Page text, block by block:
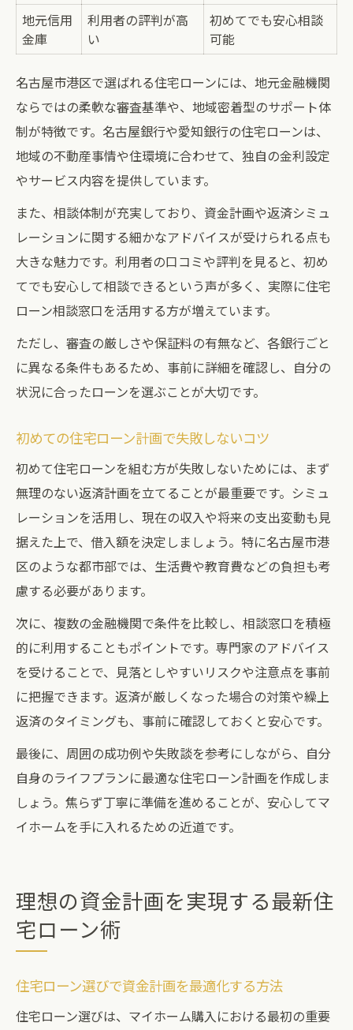
地元信用
金庫
利用者の評判が高
い
初めてでも安心相談
可能
名古屋市港区で選ばれる住宅ローンには、地元金融機関
ならではの柔軟な審査基準や、地域密着型のサポート体
制が特徴です。名古屋銀行や愛知銀行の住宅ローンは、
地域の不動産事情や住環境に合わせて、独自の金利設定
やサービス内容を提供しています。
また、相談体制が充実しており、資金計画や返済シミュ
レーションに関する細かなアドバイスが受けられる点も
大きな魅力です。利用者の口コミや評判を見ると、初め
てでも安心して相談できるという声が多く、実際に住宅
ローン相談窓口を活用する方が増えています。
ただし、審査の厳しさや保証料の有無など、各銀行ごと
に異なる条件もあるため、事前に詳細を確認し、自分の
状況に合ったローンを選ぶことが大切です。
初めての住宅ローン計画で失敗しないコツ
初めて住宅ローンを組む方が失敗しないためには、まず
無理のない返済計画を立てることが最重要です。シミュ
レーションを活用し、現在の収入や将来の支出変動も見
据えた上で、借入額を決定しましょう。特に名古屋市港
区のような都市部では、生活費や教育費などの負担も考
慮する必要があります。
次に、複数の金融機関で条件を比較し、相談窓口を積極
的に利用することもポイントです。専門家のアドバイス
を受けることで、見落としやすいリスクや注意点を事前
に把握できます。返済が厳しくなった場合の対策や繰上
返済のタイミングも、事前に確認しておくと安心です。
最後に、周囲の成功例や失敗談を参考にしながら、自分
自身のライフプランに最適な住宅ローン計画を作成しま
しょう。焦らず丁寧に準備を進めることが、安心してマ
イホームを手に入れるための近道です。
理想の資金計画を実現する最新住
宅ローン術
住宅ローン選びで資金計画を最適化する方法
住宅ローン選びは、マイホーム購入における最初の重要